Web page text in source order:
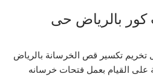
بالرياض حى
تكسير قص الخرسانة بالرياض
على القيام بعمل فتحات خرسانه